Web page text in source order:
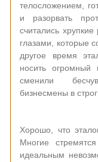
телосложением,
и разорвать
считались
глазами, которые
другое время
носить огромный
сменили
бизнесмены в
Хорошо, что
Многие
идеальным